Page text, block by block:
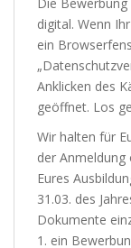
digital. Wenn
ein
Anklicken des
geöffnet. Los
Wir halten für
der
Eures
31.03. des
Dokumente
1. ein